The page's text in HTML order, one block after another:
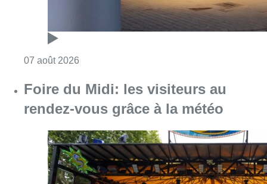
07 août 2026
Foire du Midi: les visiteurs au
rendez-vous grâce à la météo